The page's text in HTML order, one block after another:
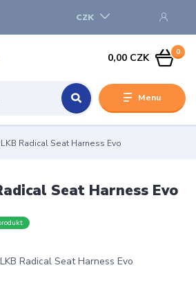
Menu
CZK
0
0,00 CZK
Radical Seat Harness Evo
Seat Harness Evo